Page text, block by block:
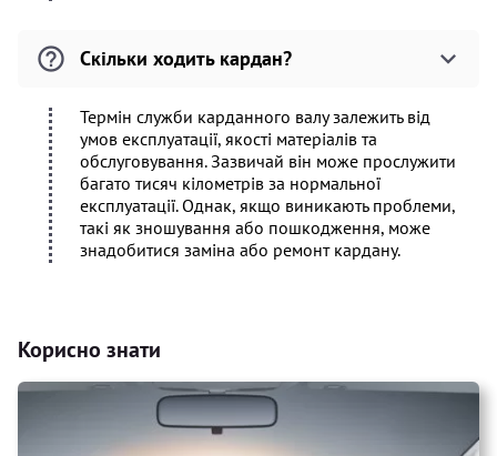
Скільки ходить кардан?
Термін служби карданного валу залежить від
умов експлуатації, якості матеріалів та
обслуговування. Зазвичай він може прослужити
багато тисяч кілометрів за нормальної
експлуатації. Однак, якщо виникають проблеми,
такі як зношування або пошкодження, може
знадобитися заміна або ремонт кардану.
Корисно знати